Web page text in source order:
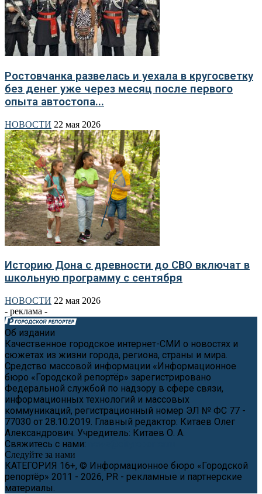
Ростовчанка развелась и уехала в кругосветку
без денег уже через месяц после первого
опыта автостопа...
НОВОСТИ 22 мая 2026
Историю Дона с древности до СВО включат в
школьную программу с сентября
НОВОСТИ 22 мая 2026
- реклама -
Об издании
Качественное городское интернет-СМИ о новостях и
сюжетах из жизни города, региона, страны и мира.
Средство массовой информации «Информационное
бюро «Городской репортёр» зарегистрировано
Федеральной службой по надзору в сфере связи,
информационных технологий и массовых
коммуникаций, регистрационный номер ЭЛ № ФС 77 -
77030 от 28.10.2019. Главный редактор: Китаев Олег
Александрович. Учредитель: Китаев О. А.
Свяжитесь с нами:
Следуйте за нами
КАТЕГОРИЯ 16+, © Информационное бюро «Городской
репортёр» 2011 - 2026, PR - рекламные и партнерские
материалы.